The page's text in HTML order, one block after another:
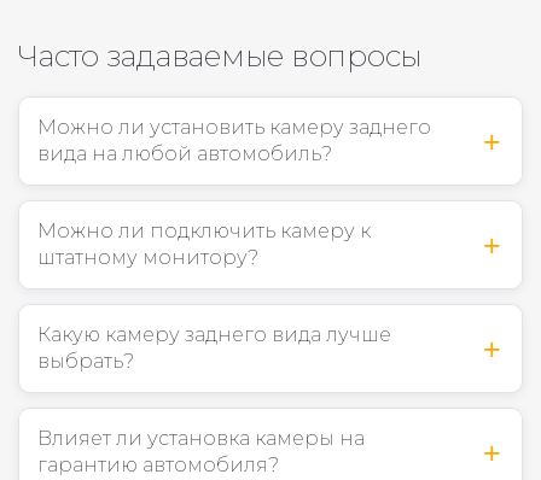
Часто задаваемые вопросы
Можно ли установить камеру заднего
вида на любой автомобиль?
Можно ли подключить камеру к
штатному монитору?
Какую камеру заднего вида лучше
выбрать?
Влияет ли установка камеры на
гарантию автомобиля?